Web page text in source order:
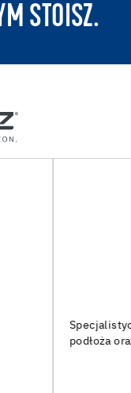
STOISZ.
przygotowania